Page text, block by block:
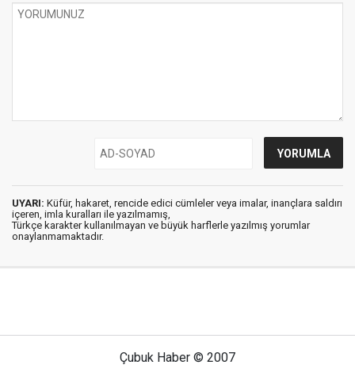
UYARI: Küfür, hakaret, rencide edici cümleler veya imalar, inançlara saldırı
içeren, imla kuralları ile yazılmamış,
Türkçe karakter kullanılmayan ve büyük harflerle yazılmış yorumlar
onaylanmamaktadır.
Çubuk Haber © 2007